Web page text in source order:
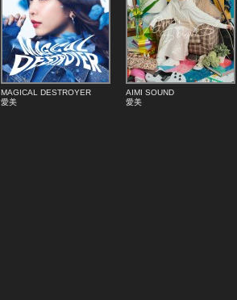
MAGICAL DESTROYER
愛美
AIMI SOUND
愛美